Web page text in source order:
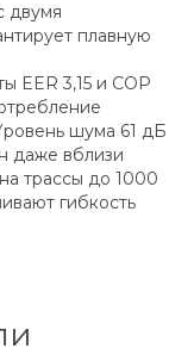
двумя
плавную
EER 3,15 и COP
шума 61 дБ
даже вблизи
трассы до 1000
гибкость